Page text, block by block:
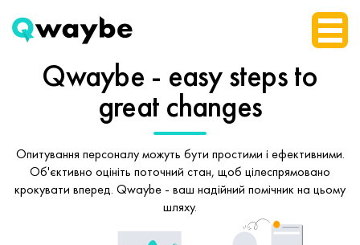
Qwaybe - easy stepsto
great changes
Опитування персоналу можуть бути простими і ефективними.
Об'єктивно оцініть поточний стан, щоб цілеспрямовано
крокувати вперед. Qwaybe - ваш надійний помічник на цьому
шляху.